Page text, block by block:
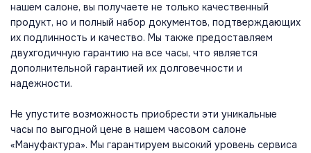
нашем салоне, вы получаете не только качественный
продукт, но и полный набор документов, подтверждающих
их подлинность и качество. Мы также предоставляем
двухгодичную гарантию на все часы, что является
дополнительной гарантией их долговечности и
надежности.
Не упустите возможность приобрести эти уникальные
часы по выгодной цене в нашем часовом салоне
«Мануфактура». Мы гарантируем высокий уровень сервиса